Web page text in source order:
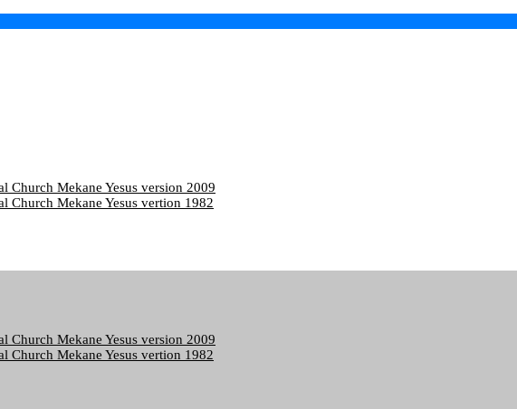
Church Mekane Yesus version 2009
Church Mekane Yesus vertion 1982
Church Mekane Yesus version 2009
Church Mekane Yesus vertion 1982